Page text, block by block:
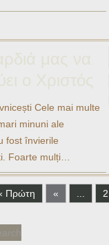
μας να
ο Χριστός
Cele mai multe
minuni ale
fost învierile
Foarte mulți…
Πρώτη « 2